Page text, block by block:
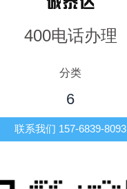
400电话办理
分类
6
联系我们 157-6839-8093